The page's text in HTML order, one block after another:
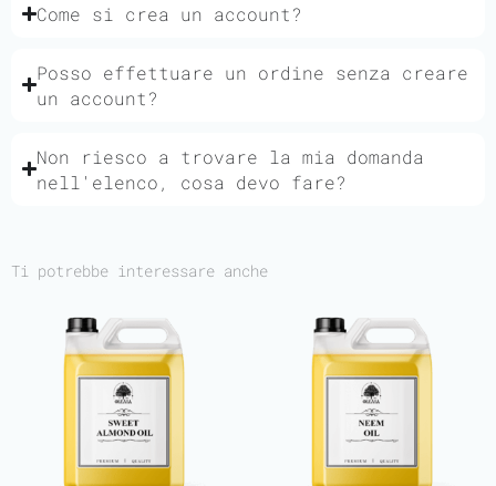
Come si crea un account?
Posso effettuare un ordine senza creare
un account?
Non riesco a trovare la mia domanda
nell'elenco, cosa devo fare?
Ti potrebbe interessare anche